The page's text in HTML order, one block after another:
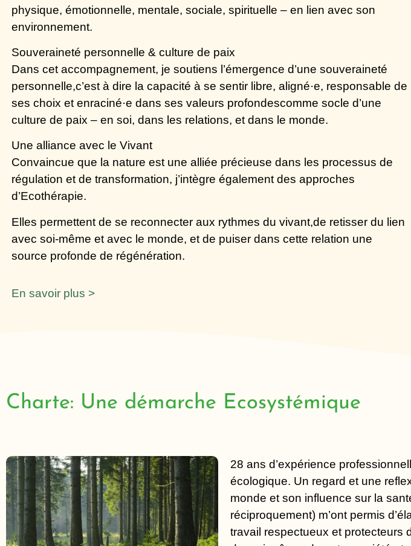
physique, émotionnelle, mentale, sociale, spirituelle – en lien avec son
environnement.
Souveraineté personnelle & culture de paix
Dans cet accompagnement, je soutiens l’émergence d’unesouveraineté
personnelle,c’est à dire la capacité à se sentir libre, aligné·e, responsable de
ses choix et enraciné·e dans ses valeurs profondescomme socle d’une
culture de paix – en soi, dans les relations, et dans le monde.
Une alliance avec le Vivant
Convaincue que la nature est une alliée précieuse dans les processus de
régulation et de transformation, j’intègre également des approches
d’Ecothérapie.
Elles permettent de se reconnecter aux rythmes du vivant,de retisser du lien
avec soi-même et avec le monde, et de puiser dans cette relation une
source profonde de régénération.
En savoir plus >
Charte: Une démarche Ecosystémique
28 ans d’expérience
écologique. Un regard et une
monde et son influence sur la
réciproquement) m’ont permis
travail respectueux et protecteurs